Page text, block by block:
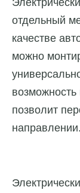
отдельный
качестве
можно
возможность
позволит
направлении.